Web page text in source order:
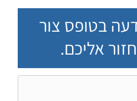
בטופס צור
אליכם.